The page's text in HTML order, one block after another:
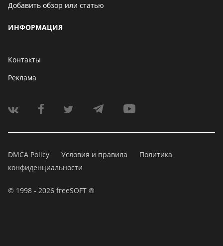
Добавить обзор или статью
ИНФОРМАЦИЯ
Контакты
Реклама
DMCA Policy Условия и правила
Политика
конфиденциальности
© 1998 - 2026 freeSOFT ®